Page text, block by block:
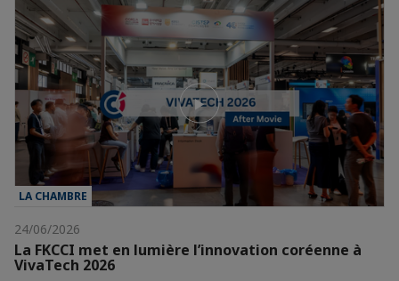
LA CHAMBRE
24/06/2026
La FKCCI met en lumière l’innovation coréenne à
VivaTech 2026